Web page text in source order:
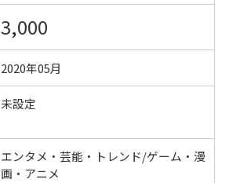
3,000
2020年05月
未設定
エンタメ・芸能・トレンド/ゲーム・漫
画・アニメ